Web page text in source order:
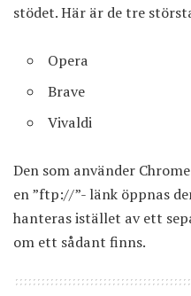
stödet. Här är de tre
Opera
Brave
Vivaldi
Den som använder
en ”ftp://”- länk öppnas
hanteras istället av ett
om ett sådant finns.